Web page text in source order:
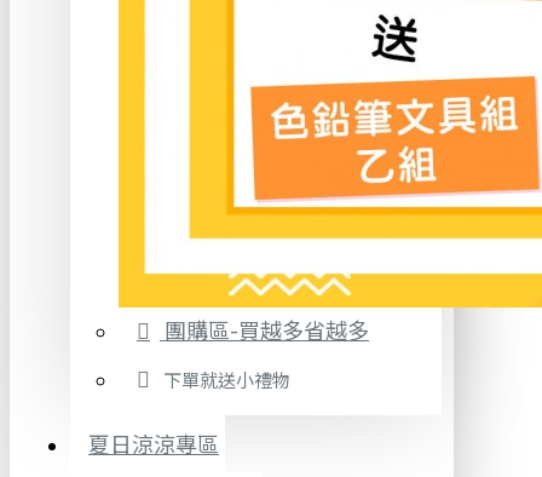
團購區-買越多省越多
下單就送小禮物
夏日涼涼專區